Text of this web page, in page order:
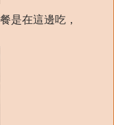
是在這邊吃，